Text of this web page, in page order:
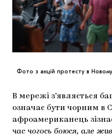
Фото з акцій протесту в
В мережі з’являється
означає бути чорним в
афроамериканець
час чогось боюся, але